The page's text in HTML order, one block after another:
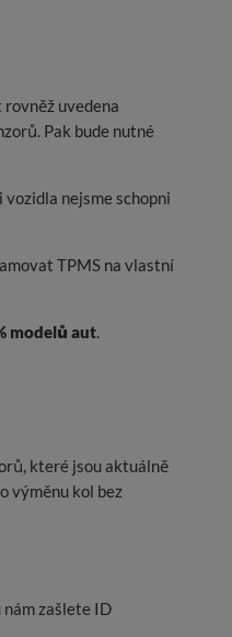
uvedena
Pak bude nutné
nejsme schopni
TPMS na vlastní
modelů aut.
které jsou aktuálně
výměnu kol bez
zašlete ID